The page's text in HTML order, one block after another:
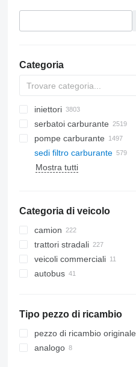
Categoria
iniettori
serbatoi carburante
pompe carburante
sedi filtro carburante
Mostra tutti
Categoria di veicolo
camion
trattori stradali
veicoli commerciali
autobus
Tipo pezzo di ricambio
pezzo di ricambio originale
analogo